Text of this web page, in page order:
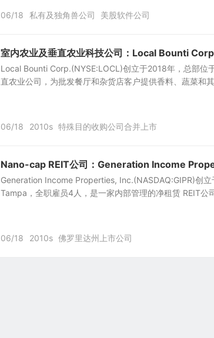
06/18 私有及独角兽公司 美股软件公司
室内农业及垂直农业科技公司：Local Bounti
Local Bounti Corp.(NYSE:LOCL)创立于2018年，总部位
直农业公司，为批发餐厅和杂货店客户提供香料、蔬菜和
06/18 2010s 特殊目的收购公司合并上市
Nano-cap REIT公司：Generation Income
Generation Income Properties, Inc.(NASDAQ:GIPR)创
Tampa，全职雇员4人，是一家内部管理的净租赁 REIT公
06/18 2010s 佛罗里达州上市公司